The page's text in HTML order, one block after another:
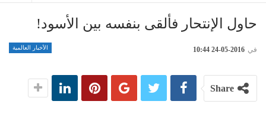
حاول الإنتحار فألقى بنفسه بين الأسود!
الأخبار العالمية في 2016-05-24 10:44
Share